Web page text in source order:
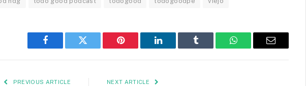
Facebook Twitter Pinterest LinkedIn Tumblr WhatsAppEmail
PREVIOUS ARTICLE NEXT ARTICLE